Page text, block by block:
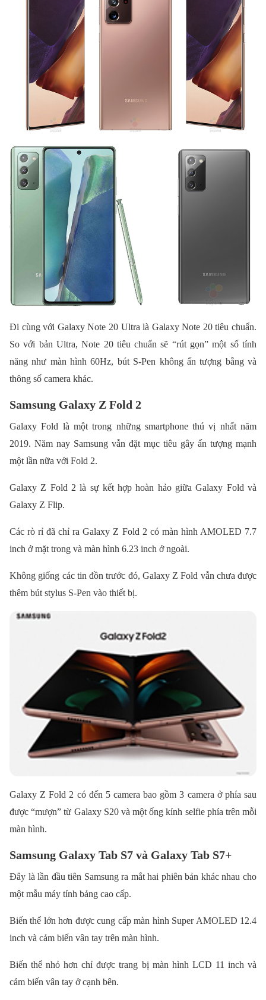
Đi cùng với Galaxy Note 20 Ultra là Galaxy Note 20 tiêu chuẩn.
So với bản Ultra, Note 20 tiêu chuẩn sẽ “rút gọn” một số tính
năng như màn hình 60Hz, bút S-Pen không ấn tượng bằng và
thông số camera khác.
Samsung Galaxy Z Fold 2
Galaxy Fold là một trong những smartphone thú vị nhất năm
2019. Năm nay Samsung vẫn đặt mục tiêu gây ấn tượng mạnh
một lần nữa với Fold 2.
Galaxy Z Fold 2 là sự kết hợp hoàn hảo giữa Galaxy Fold và
Galaxy Z Flip.
Các rò rỉ đã chỉ ra Galaxy Z Fold 2 có màn hình AMOLED 7.7
inch ở mặt trong và màn hình 6.23 inch ở ngoài.
Không giống các tin đồn trước đó, Galaxy Z Fold vẫn chưa được
thêm bút stylus S-Pen vào thiết bị.
Galaxy Z Fold 2 có đến 5 camera bao gồm 3 camera ở phía sau
được “mượn” từ Galaxy S20 và một ống kính selfie phía trên mỗi
màn hình.
Samsung Galaxy Tab S7 và Galaxy Tab S7+
Đây là lần đầu tiên Samsung ra mắt hai phiên bản khác nhau cho
một mẫu máy tính bảng cao cấp.
Biến thể lớn hơn được cung cấp màn hình Super AMOLED 12.4
inch và cảm biến vân tay trên màn hình.
Biến thể nhỏ hơn chỉ được trang bị màn hình LCD 11 inch và
cảm biến vân tay ở cạnh bên.